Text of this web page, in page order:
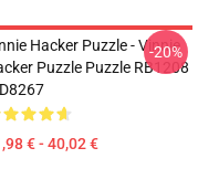
Hacker Puzzle - Vinnie
Puzzle Puzzle RB1208
€ - 40,02 €
-20%